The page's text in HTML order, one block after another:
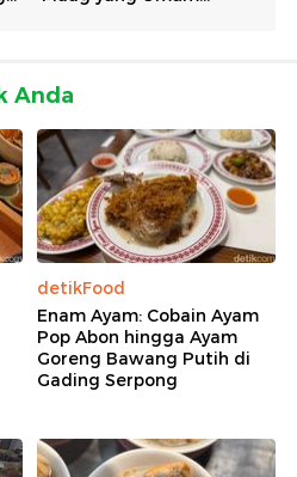
Anda
detikFood
Enam Ayam: Cobain Ayam
Pop Abon hingga Ayam
Goreng Bawang Putih di
Gading Serpong